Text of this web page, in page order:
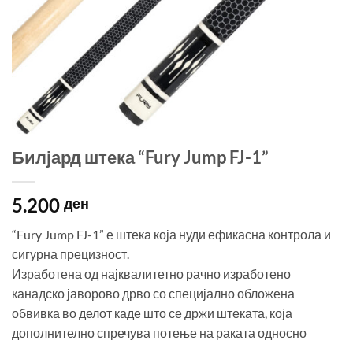
Билјард штека “Fury Jump FJ-1”
5.200 ден
“Fury Jump FJ-1” е штека која нуди ефикасна контрола и
сигурна прецизност.
Изработена од најквалитетно рачно изработено
канадско јаворово дрво со специјално обложена
обвивка во делот каде што се држи штеката, која
дополнително спречува потење на раката односно